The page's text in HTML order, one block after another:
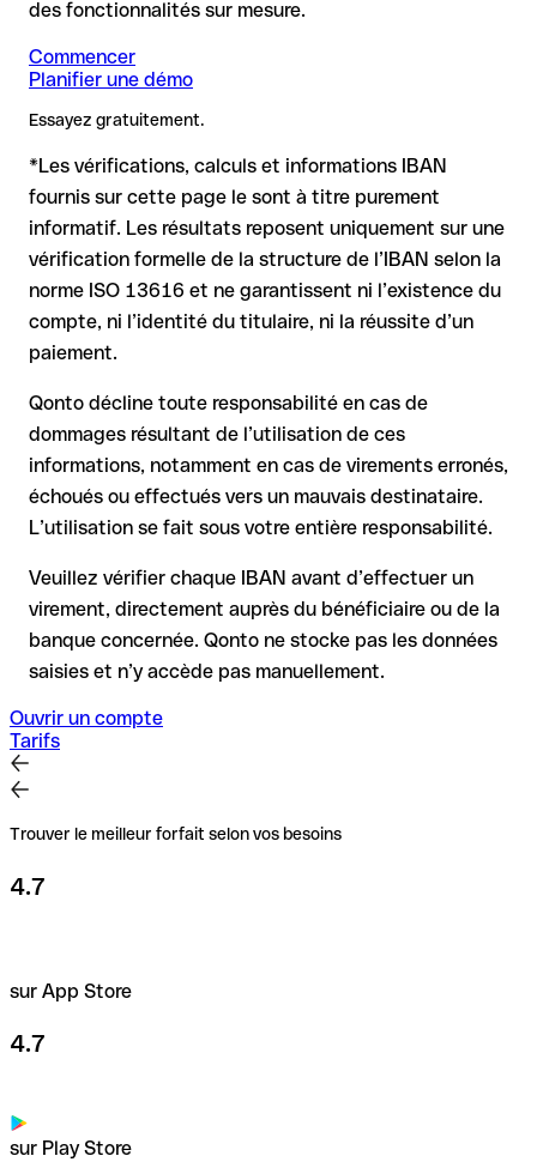
de pays hors SEPA, le BIC est indispensable.
USD, GBP), des frais de change peuvent s'appliquer.
Renseignez-vous à l'avance auprès de Crédit Agricole sur les
conditions en vigueur.
ont été inversés, créant par hasard une autre combinaison
Recommandation: demandez au bénéficiaire de vous
confirmer l'IBAN par écrit, surtout pour une nouvelle relation
compte ne peut être vérifiée que par Crédit Agricole elle-
même ou par un virement test.
plus critique. Si une erreur (ex. inversion de chiffres) crée
un IBAN valide, le virement peut être envoyé vers un autre
Dans ce cas :
la banque réceptrice doit coopérer au retour des fonds
votre banque peut initier une procédure de rappel sur
demande
le remboursement n’est pas garanti, surtout si les fonds ont
déjà été retirés
pour les virements hors SEPA, la récupération est plus
complexe et peut entraîner des frais
Recommandation: vérifiez systématiquement chaque IBAN
avant un virement (via un outil de vérification) et confirmez-le
directement auprès du bénéficiaire en cas de doute. Cette
précaution est essentielle, en particulier pour des montants
élevés ou de nouvelles relations commerciales.
des fonctionnalités sur mesure.
Commencer
Planifier une démo
Essayez gratuitement.
*Les vérifications, calculs et informations IBAN
fournis sur cette page le sont à titre purement
informatif. Les résultats reposent uniquement sur une
vérification formelle de la structure de l’IBAN selon la
norme ISO 13616 et ne garantissent ni l’existence du
compte, ni l’identité du titulaire, ni la réussite d’un
paiement.
Qonto décline toute responsabilité en cas de
dommages résultant de l’utilisation de ces
informations, notamment en cas de virements erronés,
échoués ou effectués vers un mauvais destinataire.
L’utilisation se fait sous votre entière responsabilité.
Veuillez vérifier chaque IBAN avant d’effectuer un
virement, directement auprès du bénéficiaire ou de la
banque concernée. Qonto ne stocke pas les données
saisies et n’y accède pas manuellement.
Ouvrir un compte
Tarifs
Trouver le meilleur forfait selon vos besoins
4.7
sur App Store
4.7
sur Play Store